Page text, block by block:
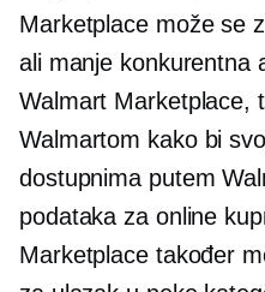
Marketplace može se
ali manje konkurentna
Walmart Marketplace,
Walmartom kako bi
dostupnima putem
podataka za online
Marketplace također